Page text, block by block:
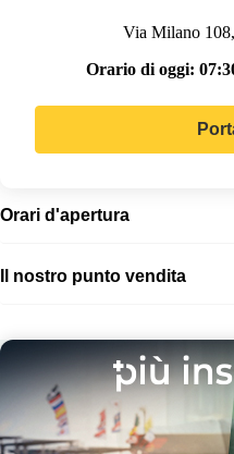
Via Milano
Orario di oggi:
Orari d'apertura
Il nostro punto vendita